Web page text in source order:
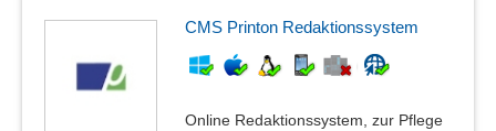
CMS Printon Redaktionssystem
Online Redaktionssystem, zur Pflege